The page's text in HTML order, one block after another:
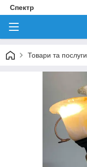
Спектр
Товари та послуги